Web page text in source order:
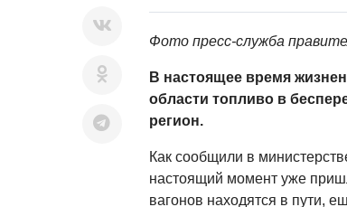
Фото пресс-служба
В настоящее время
области топливо в
регион.
Как сообщили в
настоящий момент уже
вагонов находятся в пути,